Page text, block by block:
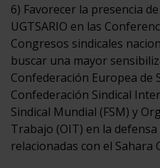
6) Favorecer la presencia
UGTSARIO en las
Congresos sindicales
buscar una mayor
Confederación Europea de
Confederación Sindical
Sindical Mundial (FSM) y
Trabajo (OIT) en la
relacionadas con el Sahara